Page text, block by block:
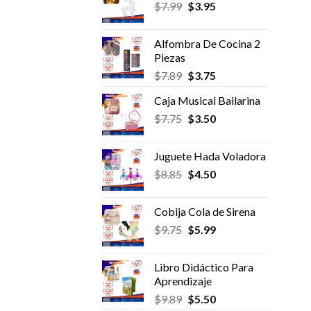
era:
$7.99 El
era:
$3.95El
es:
Alfombra De Cocina 2
Piezas
$7.89 El
original
era:
$3.75El
actual
es:
Caja Musical Bailarina
$7.75 El
era:
$7.75.
$3.50El
es:
$3.50.
Juguete Hada Voladora
$8.85 El
era:
$8.85.
$4.50El
es:
$4.50.
Cobija Cola de Sirena
$9.75 El
era:
$9.75.
$5.99El
es:
Libro Didáctico Para
Aprendizaje
$9.89 El
$5.50El